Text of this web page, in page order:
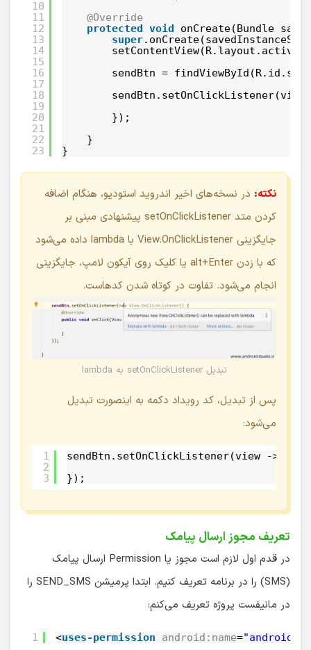
10
11
12
13
14
15
16
17
18
19
20
21
22
23
@Override
protected void
onCreate(Bundle
super
sendBtn =
});
}
}
نکته: در نسخه‌های اخیر اندروید استودیو، هنگام اضافه
کردن متد setOnClickListener پیشنهادی مبنی بر
جایگزینی View.OnClickListener با lambda داده می‌شود
که با زدن alt+Enter یا کلیک روی آیکون لامپ، جایگزینی
انجام می‌شود. تفاوت در کوتاه شدن کدهاست.
تبدیل setOnClickListener به lambda
پس از تبدیل، کد رویداد دکمه به اینصورت تبدیل
می‌شود:
1
2
3
sendBtn.setOnClickListener(view -> {
});
تعریف مجوز ارسال پیامک
در قدم اول لازم است مجوز یا Permission ارسال پیامک
(SMS) را در برنامه تعریف کنیم. ابتدا پرمیشن SEND_SMS را
در مانیفست پروژه تعریف می‌کنم:
1 <uses-permission android:name=